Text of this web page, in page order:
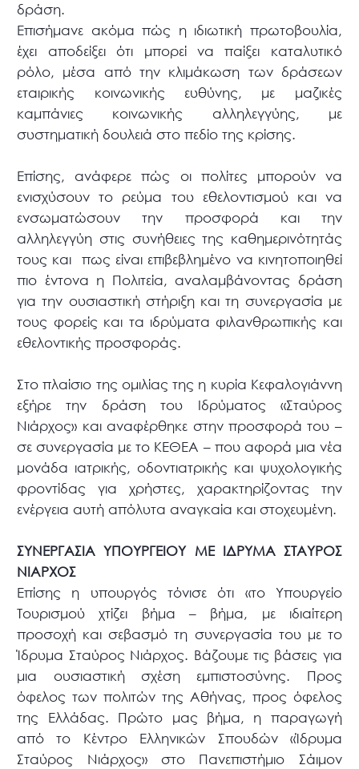
δράση.
Επισήμανε ακόμα πώς η ιδιωτική πρωτοβουλία,
έχει αποδείξει ότι μπορεί να παίξει καταλυτικό
ρόλο, μέσα από την κλιμάκωση των δράσεων
εταιρικής κοινωνικής ευθύνης, με μαζικές
καμπάνιες κοινωνικής αλληλεγγύης, με
συστηματική δουλειά στο πεδίο της κρίσης.
Επίσης, ανάφερε πώς οι πολίτες μπορούν να
ενισχύσουν το ρεύμα του εθελοντισμού και να
ενσωματώσουν την προσφορά και την
αλληλεγγύη στις συνήθειες της καθημερινότητάς
τους και πως είναι επιβεβλημένο να κινητοποιηθεί
πιο έντονα η Πολιτεία, αναλαμβάνοντας δράση
για την ουσιαστική στήριξη και τη συνεργασία με
τους φορείς και τα ιδρύματα φιλανθρωπικής και
εθελοντικής προσφοράς.
Στο πλαίσιο της ομιλίας της η κυρία Κεφαλογιάννη
εξήρε την δράση του Ιδρύματος «Σταύρος
Νιάρχος» και αναφέρθηκε στην προσφορά του –
σε συνεργασία με το ΚΕΘΕΑ – που αφορά μια νέα
μονάδα ιατρικής, οδοντιατρικής και ψυχολογικής
φροντίδας για χρήστες, χαρακτηρίζοντας την
ενέργεια αυτή απόλυτα αναγκαία και στοχευμένη.
ΣΥΝΕΡΓΑΣΙΑ ΥΠΟΥΡΓΕΙΟΥ ΜΕ ΙΔΡΥΜΑ ΣΤΑΥΡΟΣ
ΝΙΑΡΧΟΣ
Επίσης η υπουργός τόνισε ότι «το Υπουργείο
Τουρισμού χτίζει βήμα – βήμα, με ιδιαίτερη
προσοχή και σεβασμό τη συνεργασία του με το
Ίδρυμα Σταύρος Νιάρχος. Βάζουμε τις βάσεις για
μια ουσιαστική σχέση εμπιστοσύνης. Προς
όφελος των πολιτών της Αθήνας, προς όφελος
της Ελλάδας. Πρώτο μας βήμα, η παραγωγή
από το Κέντρο Ελληνικών Σπουδών «Ίδρυμα
Σταύρος Νιάρχος» στο Πανεπιστήμιο Σάιμον